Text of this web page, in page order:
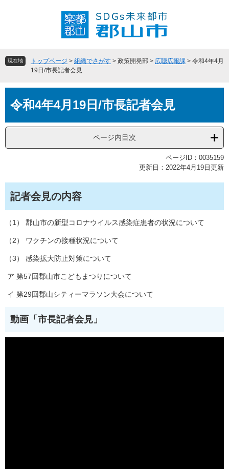
頭
飛
へ
現在地 トップページ > 組織でさがす > 政策開発部 > 広聴広報課 > 令和4年4月
19日/市長記者会見
文令和4年4月19日/市長記者会見
ページ内目次
ページID：0035159
更新日：2022年4月19日更新
記者会見の内容
（1） 郡山市の新型コロナウイルス感染症患者の状況について
（2） ワクチンの接種状況について
（3） 感染拡大防止対策について
ア 第57回郡山市こどもまつりについて
イ 第29回郡山シティーマラソン大会について
動画「市長記者会見」